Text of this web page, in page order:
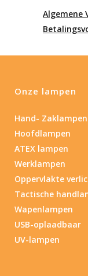
Algemene
Onze lampen
Hand- Zaklampen
Hoofdlampen
ATEX lampen
Werklampen
Oppervlakte
Tactische
Wapenlampen
USB-oplaadbaar
UV-lampen